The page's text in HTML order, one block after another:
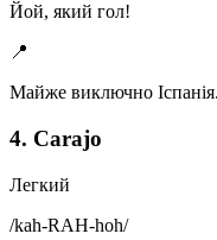
Йой, який гол!
📍
Майже виключно
4. Carajo
Легкий
/kah-RAH-hoh/